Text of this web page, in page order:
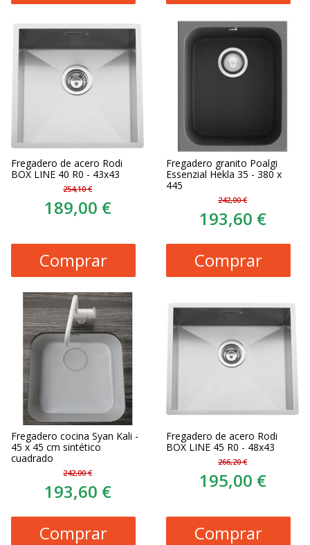
Fregadero de acero Rodi
BOX LINE 40 R0 - 43x43
254,10 €
189,00 €
Comprar
Fregadero granito Poalgi
Essenzial Hekla 35 - 380 x
445
242,00 €
193,60 €
Comprar
Fregadero cocina Syan Kali -
45 x 45 cm sintético
cuadrado
242,00 €
193,60 €
Comprar
Fregadero de acero Rodi
BOX LINE 45 R0 - 48x43
266,20 €
195,00 €
Comprar